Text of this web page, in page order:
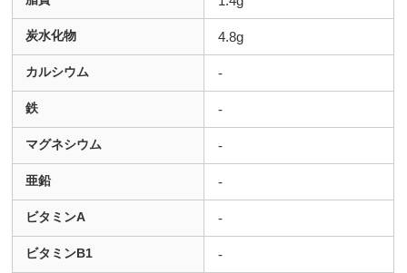
炭水化物 4.8g
カルシウム -
鉄 -
マグネシウム -
亜鉛 -
ビタミンA -
ビタミンB1 -